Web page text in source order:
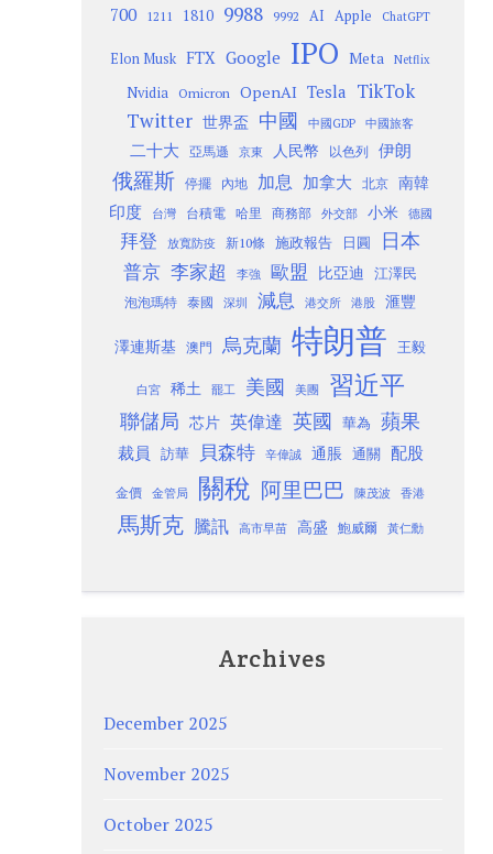
700 1211 1810 9988 9992 AI Apple ChatGPT
Elon Musk FTX Google IPO Meta Netflix
Nvidia Omicron OpenAI Tesla TikTok
Twitter 世界盃 中國 中國GDP 中國旅客
二十大 亞馬遜 京東 人民幣 以色列 伊朗
俄羅斯 停擺 內地 加息 加拿大 北京
南韓
印度
台灣 台積電 哈里 商務部 外交部 小米 德國
拜登 放寬防疫 新10條 施政報告 日圓 日本
普京 李家超 李強 歐盟 比亞迪 江澤民
泡泡瑪特 泰國 深圳 減息 港交所 港股 滙豐
澤連斯基 澳門 烏克蘭 特朗普 王毅
白宮 稀土 罷工 美國 美團 習近平
聯儲局 芯片 英偉達 英國 華為 蘋果
裁員 訪華 貝森特 辛偉誠 通脹 通關 配股
金價 金管局 關稅 阿里巴巴 陳茂波 香港
馬斯克 騰訊 高市早苗 高盛 鮑威爾 黃仁勳
Archives
December 2025
November 2025
October 2025